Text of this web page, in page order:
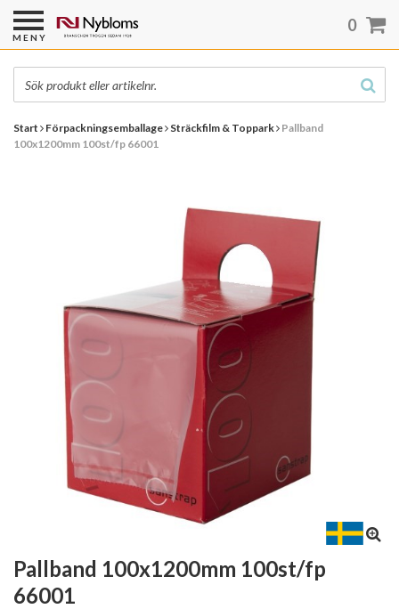
Start Förpackningsemballage Sträckfilm & Toppark Pallband
100x1200mm 100st/fp 66001
Pallband 100x1200mm 100st/fp
66001
MENY
0